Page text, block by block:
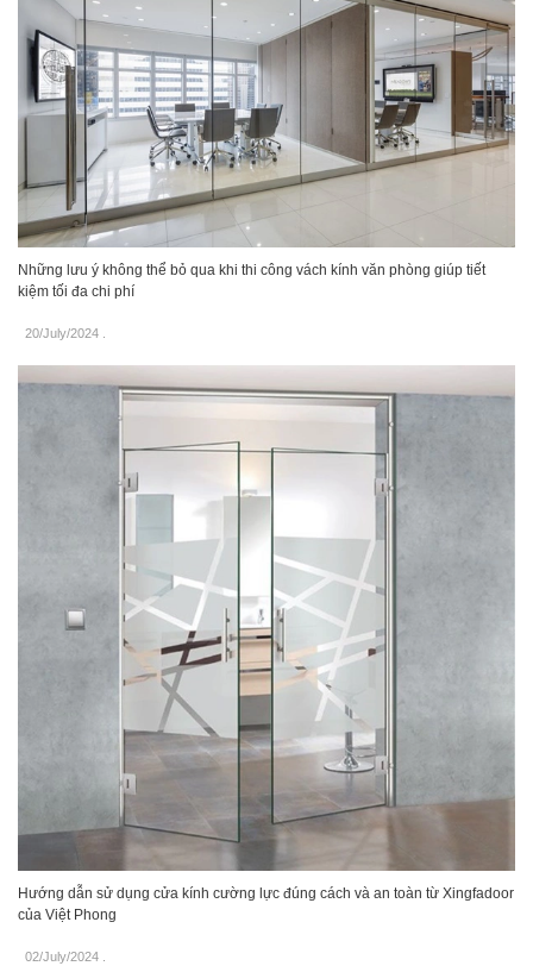
Những lưu ý không thể bỏ qua khi thi công vách kính văn phòng giúp tiết
kiệm tối đa chi phí
20/July/2024
Hướng dẫn sử dụng cửa kính cường lực đúng cách và an toàn từ Xingfadoor
của Việt Phong
02/July/2024 .